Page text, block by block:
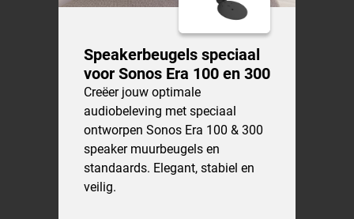
Speakerbeugels speciaal
voor Sonos Era 100 en 300
Creëer jouw optimale
audiobeleving met speciaal
ontworpen Sonos Era 100 & 300
speaker muurbeugels en
standaards. Elegant, stabiel en
veilig.